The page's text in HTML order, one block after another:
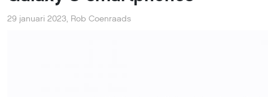
29 januari 2023, Rob Coenraads